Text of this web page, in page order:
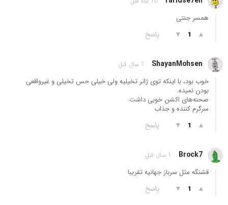
همسر جنتی
▲
1
▼ پاسخ
ShayanMohsen 1 سال قبل
خوب بود، با اینکه توی ژانر تخیلیه ولی خیلی حس تخیلی و غیرواقعی
بودن نمیده.
صحنه‌های اکشن خوبی داشت.
سرگرم کننده و جذاب
▲
1
▼ پاسخ
Brock7 1 سال قبل
قشنگه مثل سرباز جهانیه تقریبا
▲
1
▼ پاسخ